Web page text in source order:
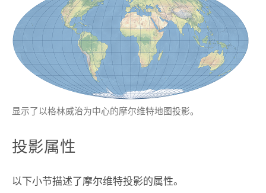
显示了以格林威治为中心的摩尔维特地图投影。
投影属性
以下小节描述了摩尔维特投影的属性。